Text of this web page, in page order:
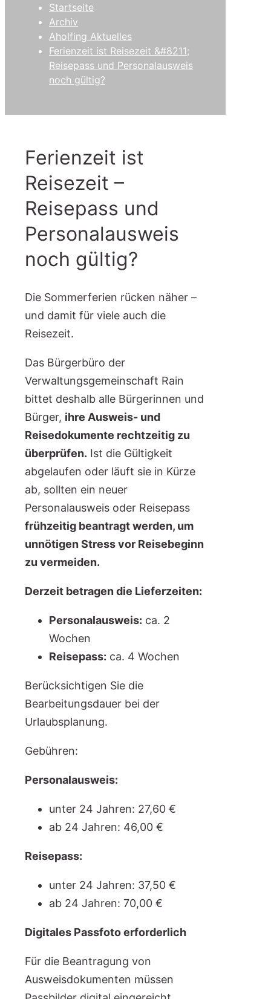
Startseite
Archiv
Aholfing Aktuelles
Ferienzeit ist Reisezeit &#8211;
Reisepass und Personalausweis
noch gültig?
Ferienzeit ist
Reisezeit –
Reisepass und
Personalausweis
noch gültig?
Die Sommerferien rücken näher –
und damit für viele auch die
Reisezeit.
Das Bürgerbüro der
Verwaltungsgemeinschaft Rain
bittet deshalb alle Bürgerinnen und
Bürger, ihre Ausweis- und
Reisedokumente rechtzeitig zu
überprüfen. Ist die Gültigkeit
abgelaufen oder läuft sie in Kürze
ab, sollten ein neuer
Personalausweis oder Reisepass
frühzeitig beantragt werden, um
unnötigen Stress vor Reisebeginn
zu vermeiden.
Derzeit betragen die Lieferzeiten:
Personalausweis: ca. 2
Wochen
Reisepass: ca. 4 Wochen
Berücksichtigen Sie die
Bearbeitungsdauer bei der
Urlaubsplanung.
Gebühren:
Personalausweis:
unter 24 Jahren: 27,60 €
ab 24 Jahren: 46,00 €
Reisepass:
unter 24 Jahren: 37,50 €
ab 24 Jahren: 70,00 €
Digitales Passfoto erforderlich
Für die Beantragung von
Ausweisdokumenten müssen